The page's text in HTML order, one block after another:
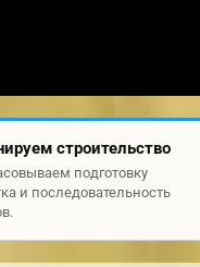
строительство
подготовку
и последовательность